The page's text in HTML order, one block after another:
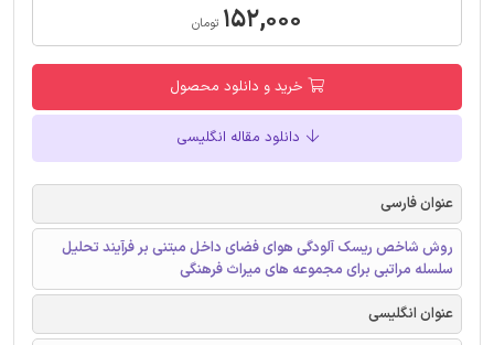
۱۵۲,۰۰۰ تومان
خرید و دانلود محصول
دانلود مقاله انگلیسی
عنوان فارسی
روش شاخص ریسک آلودگی هوای فضای داخل مبتنی بر فرآیند تحلیل
سلسله مراتبی برای مجموعه های میراث فرهنگی
عنوان انگلیسی